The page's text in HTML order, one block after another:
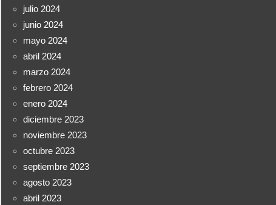
julio 2024
junio 2024
mayo 2024
abril 2024
marzo 2024
febrero 2024
enero 2024
diciembre 2023
noviembre 2023
octubre 2023
septiembre 2023
agosto 2023
abril 2023